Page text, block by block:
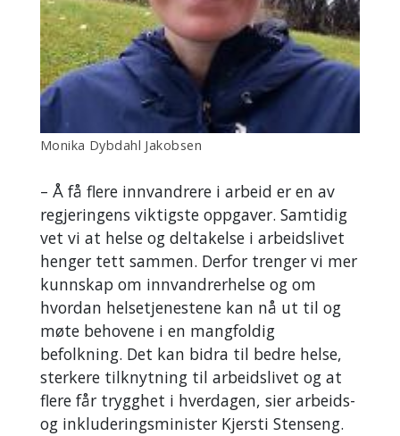
Monika Dybdahl Jakobsen
– Å få flere innvandrere i arbeid er en av
regjeringens viktigste oppgaver. Samtidig
vet vi at helse og deltakelse i arbeidslivet
henger tett sammen. Derfor trenger vi mer
kunnskap om innvandrerhelse og om
hvordan helsetjenestene kan nå ut til og
møte behovene i en mangfoldig
befolkning. Det kan bidra til bedre helse,
sterkere tilknytning til arbeidslivet og at
flere får trygghet i hverdagen, sier arbeids-
og inkluderingsminister Kjersti Stenseng.